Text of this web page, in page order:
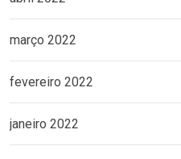
março 2022
fevereiro 2022
janeiro 2022